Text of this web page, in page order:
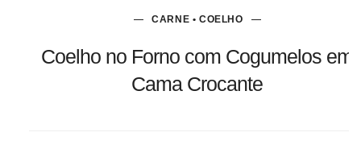
CARNE • COELHO
Coelho no Forno com Cogumelos em
Cama Crocante